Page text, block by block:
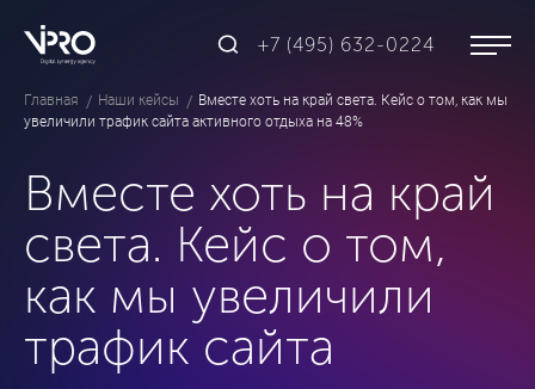
+7 (495) 632-0224
Главная Наши кейсы
Вместе хоть на край света. Кейс о том, как мы
увеличили трафик сайта активного отдыха на 48%
Вместе хоть на край
света. Кейс о том,
как мы увеличили
трафик сайта